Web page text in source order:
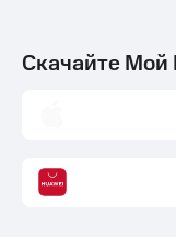
Скачайте